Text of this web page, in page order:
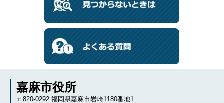
嘉麻市役所
〒820-0292 福岡県嘉麻市岩崎1180番地1